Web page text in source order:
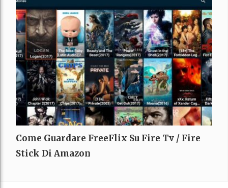
Come Guardare FreeFlix Su Fire Tv / Fire
Stick Di Amazon